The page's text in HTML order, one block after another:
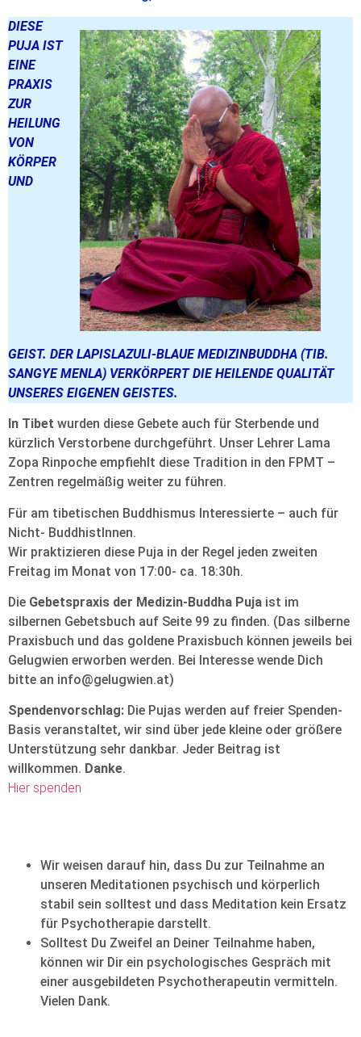
DIESE
PUJA IST
EINE
PRAXIS
ZUR
HEILUNG
VON
KÖRPER
UND
GEIST. DER LAPISLAZULI-BLAUE MEDIZINBUDDHA (TIB.
SANGYE MENLA) VERKÖRPERT DIE HEILENDE QUALITÄT
UNSERES EIGENEN GEISTES.
In Tibet wurden diese Gebete auch für Sterbende und
kürzlich Verstorbene durchgeführt. Unser Lehrer Lama
Zopa Rinpoche empfiehlt diese Tradition in den FPMT –
Zentren regelmäßig weiter zu führen.
Für am tibetischen Buddhismus Interessierte – auch für
Nicht- BuddhistInnen.
Wir praktizieren diese Puja in der Regel jeden zweiten
Freitag im Monat von 17:00- ca. 18:30h.
Die Gebetspraxis der Medizin-Buddha Puja ist im
silbernen Gebetsbuch auf Seite 99 zu finden. (Das silberne
Praxisbuch und das goldene Praxisbuch können jeweils bei
Gelugwien erworben werden. Bei Interesse wende Dich
bitte an info@gelugwien.at)
Spendenvorschlag: Die Pujas werden auf freier Spenden-
Basis veranstaltet, wir sind über jede kleine oder größere
Unterstützung sehr dankbar. Jeder Beitrag ist
willkommen. Danke.
Hier spenden
Wir weisen darauf hin, dass Du zur Teilnahme an
unseren Meditationen psychisch und körperlich
stabil sein solltest und dass Meditation kein Ersatz
für Psychotherapie darstellt.
Solltest Du Zweifel an Deiner Teilnahme haben,
können wir Dir ein psychologisches Gespräch mit
einer ausgebildeten Psychotherapeutin vermitteln.
Vielen Dank.